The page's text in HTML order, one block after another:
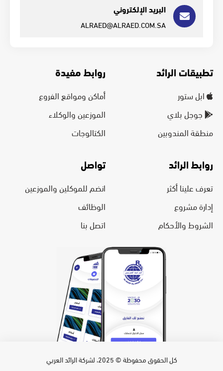
البريد الإلكتروني
ALRAED@ALRAED.COM.SA
تطبيقات الرائد
ابل ستور
جوجل بلاي
منطقة المندوبين
روابط مفيدة
أماكن ومواقع الفروع
الموزعين والوكلاء
الكتالوجات
روابط الرائد
تعرف علينا أكثر
إدارة مشروع
الشروط والأحكام
تواصل
انضم للموكلين والموزعين
الوظائف
اتصل بنا
كل الحقوق محفوظة © 2025، لشركة الرائد العربي